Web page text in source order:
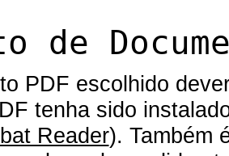
de
PDF escolhido
tenha sido
Reader). Também